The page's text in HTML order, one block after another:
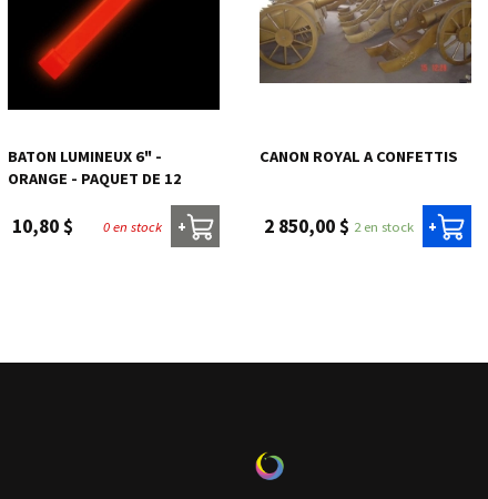
BATON LUMINEUX 6" -
ORANGE - PAQUET DE 12
10,80 $ 0 en stock +
CANON ROYAL A CONFETTIS
2 850,00 $ 2 en stock +